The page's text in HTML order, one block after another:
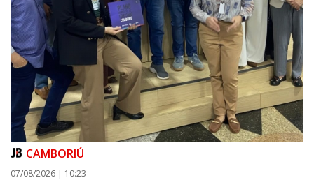
CAMBORIÚ
07/08/2026 | 10:23